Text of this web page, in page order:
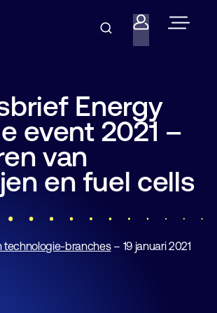
Energy
event 2021 –
van
en fuel cells
technologie-branches– 19 januari 2021